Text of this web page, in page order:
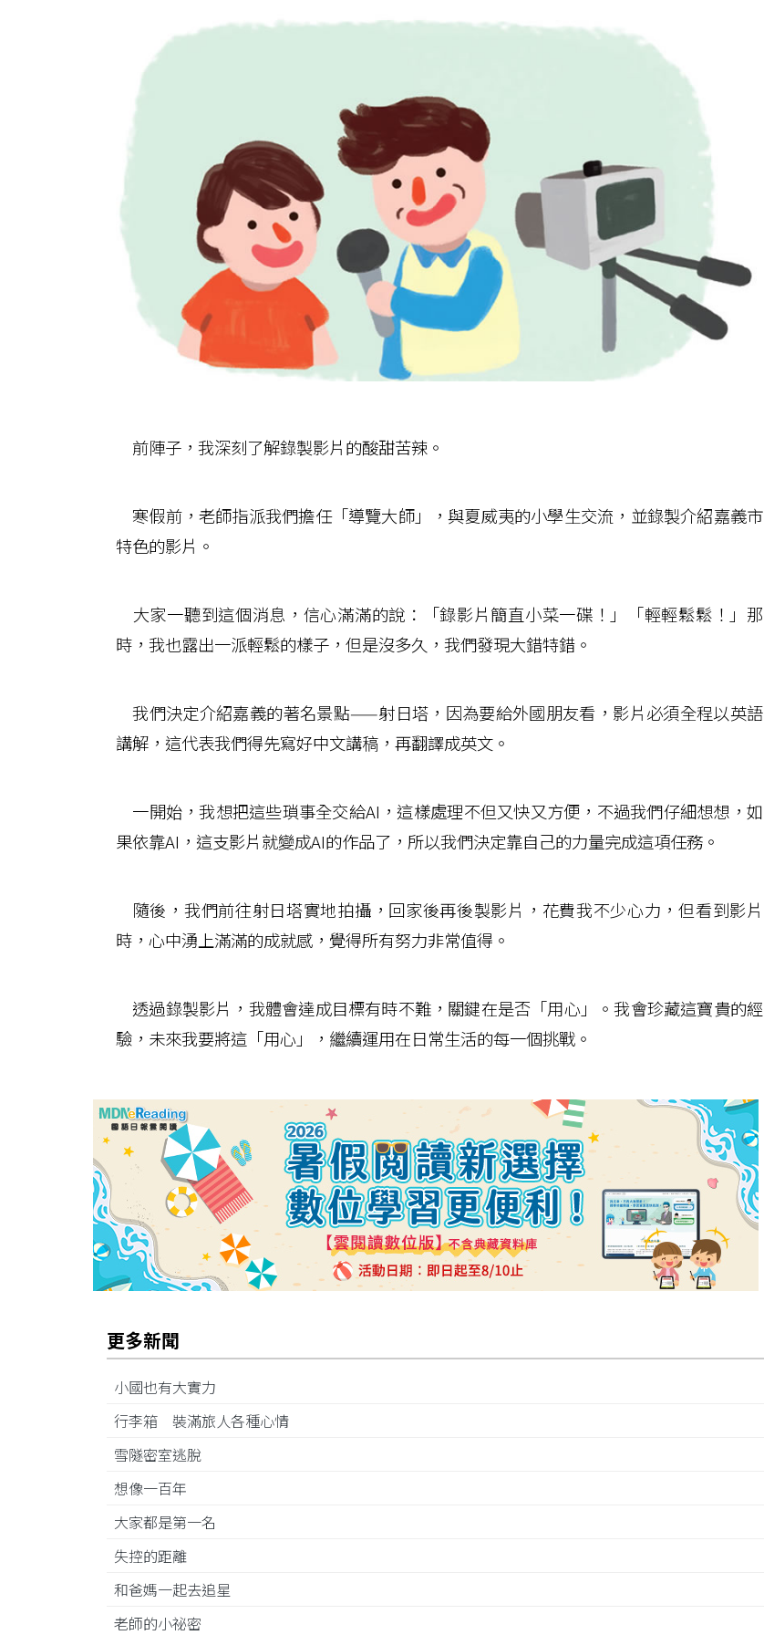
前陣子，我深刻了解錄製影片的酸甜苦辣。
寒假前，老師指派我們擔任「導覽大師」，與夏威夷的小學生交流，並錄製介紹嘉義市
特色的影片。
大家一聽到這個消息，信心滿滿的說：「錄影片簡直小菜一碟！」「輕輕鬆鬆！」那
時，我也露出一派輕鬆的樣子，但是沒多久，我們發現大錯特錯。
我們決定介紹嘉義的著名景點——射日塔，因為要給外國朋友看，影片必須全程以英語
講解，這代表我們得先寫好中文講稿，再翻譯成英文。
一開始，我想把這些瑣事全交給AI，這樣處理不但又快又方便，不過我們仔細想想，如
果依靠AI，這支影片就變成AI的作品了，所以我們決定靠自己的力量完成這項任務。
隨後，我們前往射日塔實地拍攝，回家後再後製影片，花費我不少心力，但看到影片
時，心中湧上滿滿的成就感，覺得所有努力非常值得。
透過錄製影片，我體會達成目標有時不難，關鍵在是否「用心」。我會珍藏這寶貴的經
驗，未來我要將這「用心」，繼續運用在日常生活的每一個挑戰。
更多新聞
小國也有大實力
行李箱 裝滿旅人各種心情
雪隧密室逃脫
想像一百年
大家都是第一名
失控的距離
和爸媽一起去追星
老師的小祕密